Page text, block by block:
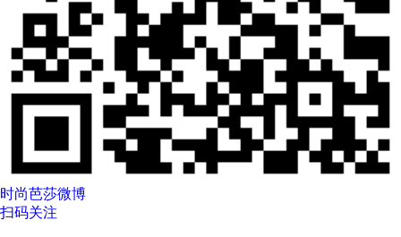
时尚芭莎微博
扫码关注